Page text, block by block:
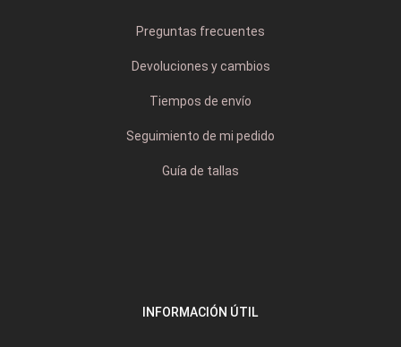
Preguntas frecuentes
Devoluciones y cambios
Tiempos de envío
Seguimiento de mi pedido
Guía de tallas
INFORMACIÓN ÚTIL